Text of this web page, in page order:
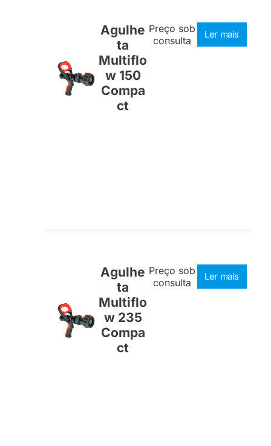
Agulhe
ta
Multiflo
w 150
Compa
ct
Preço sob
consulta
Ler mais
Agulhe
ta
Multiflo
w 235
Compa
ct
Preço sob
consulta
Ler mais